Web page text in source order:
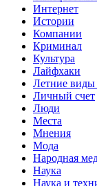
Интернет
Истории
Компании
Криминал
Культура
Лайфхаки
Летние виды
Личный счет
Люди
Места
Мнения
Мода
Народная
Наука
Наука и